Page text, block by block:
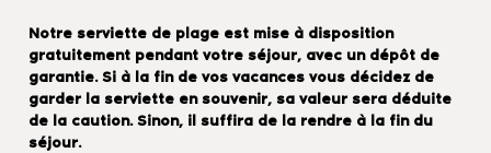
Notre serviette de plage est mise à disposition
gratuitement pendant votre séjour, avec un dépôt de
garantie. Si à la fin de vos vacances vous décidez de
garder la serviette en souvenir, sa valeur sera déduite
de la caution. Sinon, il suffira de la rendre à la fin du
séjour.